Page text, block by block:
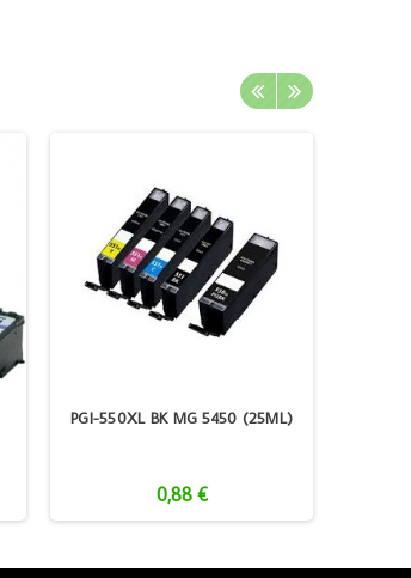
PGI-550XL BK MG 5450 (25ML)
0,88 €